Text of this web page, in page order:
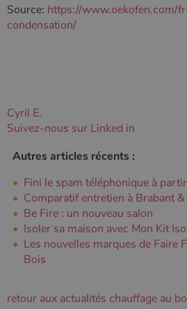
Source: https://www.oekofen.com/
condensation/
Cyril E.
Suivez-nous sur Linked in
Autres articles récents :
Fini le spam téléphonique à
Comparatif entretien à Brabant
Be Fire : un nouveau salon
Isoler sa maison avec Mon Kit
Les nouvelles marques de Faire
Bois
retour aux actualités chauffage au